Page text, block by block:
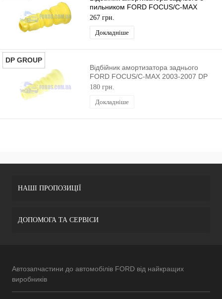
пильником FORD FOCUS/C-MAX
2003-2007 ONKA
267 грн.
Докладніше
DP GROUP
Відбійник амортизатора заднього
FORD FOCUS/C-MAX 2003-2007 DP
GROUP
180 грн.
Докладніше
НАШІ ПРОПОЗИЦІЇ
ДОПОМОГА ТА СЕРВІСИ
Автозапчастини до автомобілів FORD від найкращих
виробників